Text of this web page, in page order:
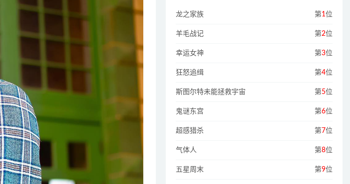
龙之家族 第1位
羊毛战记 第2位
幸运女神 第3位
狂怒追缉 第4位
斯图尔特未能拯救宇宙 第5位
鬼谜东宫 第6位
超感猎杀 第7位
气体人 第8位
五星周末 第9位